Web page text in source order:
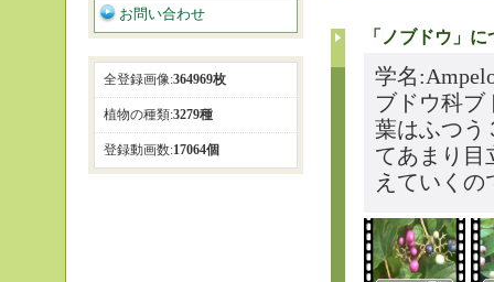
「ノブドウ」
学名
ブドウ科ブ
葉はふつう
てあまり目
えていくの
お問い合わせ
全登録画像:364969枚
植物の種類:3279種
登録動画数:17064個